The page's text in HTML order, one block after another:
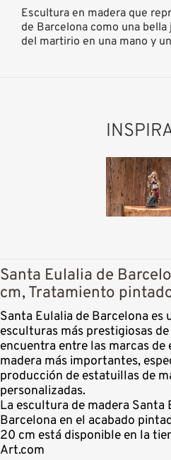
Escultura en madera que
de Barcelona como una
del martirio en una mano y
Santa Eulalia de
cm, Tratamiento
Santa Eulalia de Barcelona es
esculturas más prestigiosas
encuentra entre las marcas de
madera más importantes,
producción de estatuillas de
personalizadas.
La escultura de madera Santa
Barcelona en el acabado
20 cm está disponible en la
Art.com